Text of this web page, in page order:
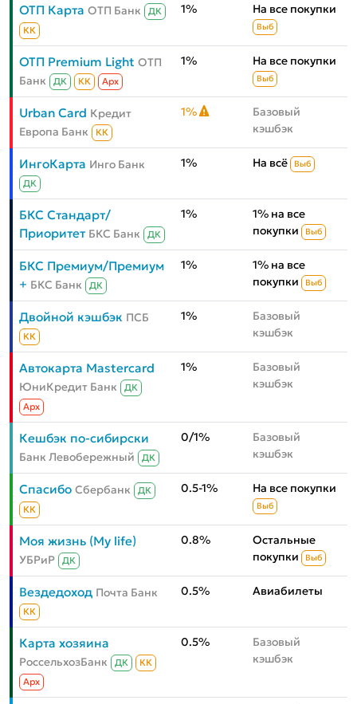
ОТП Карта ОТП Банк
ДК
КК
1% На все покупки
Выб
ОТП Premium Light ОТП
Банк
ДК КК Aрх
1% На все покупки
Выб
Urban Card Кредит
Европа Банк
КК
1%
Базовый
кэшбэк
ИнгоКарта Инго Банк
ДК
1% На всё Выб
БКС Стандарт/
Приоритет БКС Банк ДК
1%
1% на все
покупки
Выб
БКС Премиум/Премиум
+ БКС Банк ДК
1%
1% на все
покупки
Выб
Двойной кэшбэк ПСБ
КК
1%
Базовый
кэшбэк
Автокарта Mastercard
ЮниКредит Банк
ДК
Aрх
1%
Базовый
кэшбэк
Кешбэк по-сибирски
Банк Левобережный ДК
0/1%
Базовый
кэшбэк
Спасибо Сбербанк
ДК
КК
0.5-1% На все покупки
Выб
Моя жизнь (My life)
УБРиР ДК
0.8%
Остальные
покупки
Выб
Вездедоход Почта Банк
КК
0.5% Авиабилеты
Карта хозяина
РоссельхозБанк ДК
КК
Aрх
0.5%
Базовый
кэшбэк